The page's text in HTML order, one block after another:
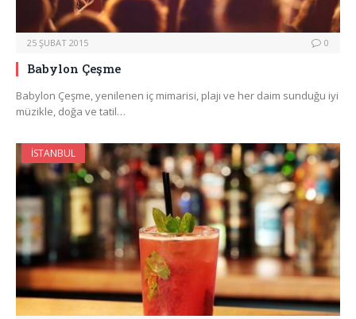
25 ŞUBAT 2015 0
Babylon Çeşme
Babylon Çeşme, yenilenen iç mimarisi, plajı ve her daim sunduğu iyi
müzikle, doğa ve tatil…
İSTANBUL